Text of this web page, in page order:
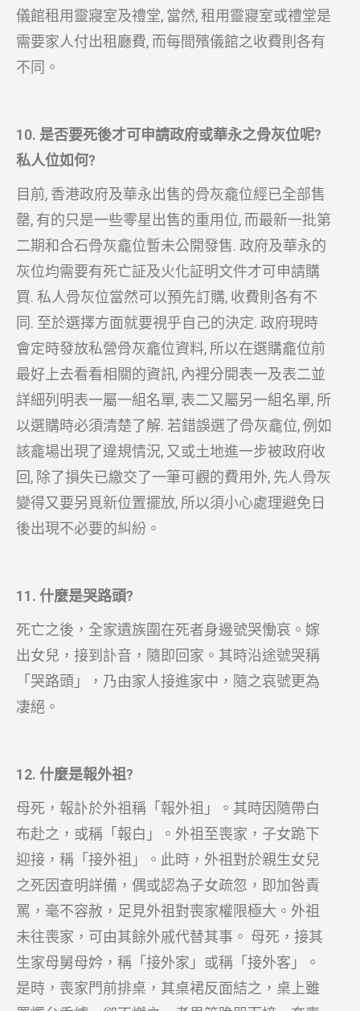
儀館租用靈寢室及禮堂, 當然, 租用靈寢室或禮堂是
需要家人付出租廳費, 而每間殯儀館之收費則各有
不同。
10. 是否要死後才可申請政府或華永之骨灰位呢?
私人位如何?
目前, 香港政府及華永出售的骨灰龕位經已全部售
罄, 有的只是一些零星出售的重用位, 而最新一批第
二期和合石骨灰龕位暫未公開發售. 政府及華永的
灰位均需要有死亡証及火化証明文件才可申請購
買. 私人骨灰位當然可以預先訂購, 收費則各有不
同. 至於選擇方面就要視乎自己的決定. 政府現時
會定時發放私營骨灰龕位資料, 所以在選購龕位前
最好上去看看相關的資訊, 內裡分開表一及表二並
詳細列明表一屬一組名單, 表二又屬另一組名單, 所
以選購時必須清楚了解. 若錯誤選了骨灰龕位, 例如
該龕場出現了違規情況, 又或土地進一步被政府收
回, 除了損失已繳交了一筆可觀的費用外, 先人骨灰
變得又要另覓新位置擺放, 所以須小心處理避免日
後出現不必要的糾紛。
11. 什麼是哭路頭?
死亡之後，全家遺族圍在死者身邊號哭慟哀。嫁
出女兒，接到訃音，隨即回家。其時沿途號哭稱
「哭路頭」，乃由家人接進家中，隨之哀號更為
凄絕。
12. 什麼是報外祖?
母死，報訃於外祖稱「報外祖」。其時因隨帶白
布赴之，或稱「報白」。外祖至喪家，子女跪下
迎接，稱「接外祖」。此時，外祖對於親生女兒
之死因查明詳備，偶或認為子女疏忽，即加咎責
罵，毫不容赦，足見外祖對喪家權限極大。外祖
未往喪家，可由其餘外戚代替其事。 母死，接其
生家母舅母妗，稱「接外家」或稱「接外客」。
是時，喪家門前排桌，其桌裙反面結之，桌上雖